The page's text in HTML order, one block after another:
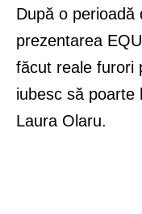
După o
prezentarea
făcut reale furori
iubesc să poarte
Laura Olaru.